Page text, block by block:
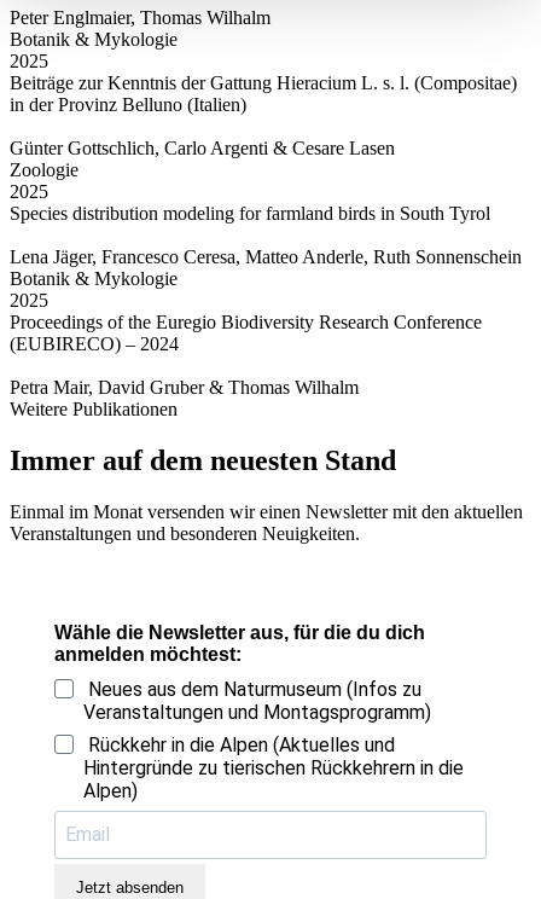
Peter Englmaier, Thomas Wilhalm
Botanik & Mykologie
2025
Beiträge zur Kenntnis der Gattung Hieracium L. s. l. (Compositae)
in der Provinz Belluno (Italien)
Günter Gottschlich, Carlo Argenti & Cesare Lasen
Zoologie
2025
Species distribution modeling for farmland birds in South Tyrol
Lena Jäger, Francesco Ceresa, Matteo Anderle, Ruth Sonnenschein
Botanik & Mykologie
2025
Proceedings of the Euregio Biodiversity Research Conference
(EUBIRECO) – 2024
Petra Mair, David Gruber & Thomas Wilhalm
Weitere Publikationen
Immer auf dem neuesten Stand
Einmal im Monat versenden wir einen Newsletter mit den aktuellen
Veranstaltungen und besonderen Neuigkeiten.
Wähle die Newsletter aus, für die du dich
anmelden möchtest:
Neues aus dem Naturmuseum (Infos zu
Veranstaltungen und Montagsprogramm)
Rückkehr in die Alpen (Aktuelles und
Hintergründe zu tierischen Rückkehrern in die
Alpen)
Jetzt absenden